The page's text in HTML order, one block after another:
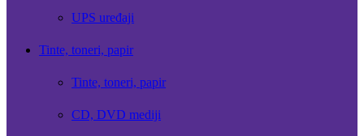
UPS uređaji
Tinte, toneri, papir
Tinte, toneri, papir
CD, DVD mediji